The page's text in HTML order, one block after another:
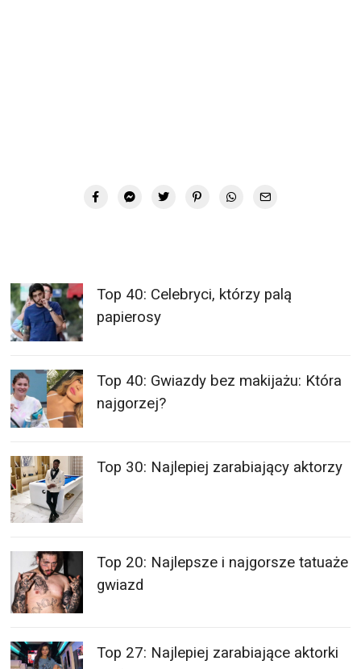
Top 40: Celebryci, którzy palą
papierosy
Top 40: Gwiazdy bez makijażu: Która
najgorzej?
Top 30: Najlepiej zarabiający aktorzy
Top 20: Najlepsze i najgorsze tatuaże
gwiazd
Top 27: Najlepiej zarabiające aktorki